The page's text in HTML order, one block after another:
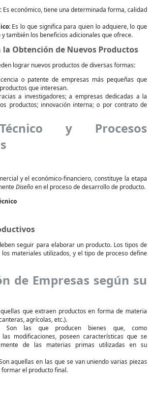
Es económico, tiene una determinada forma, calidad
Es lo que significa para quien lo adquiere, lo que
también los beneficios adicionales que ofrece.
Obtención de Nuevos Productos
lograr nuevos productos de diversas formas:
o patente de empresas más pequeñas que
que interesan.
a investigadores; a empresas dedicadas a la
productos; innovación interna; o por contrato de
y Procesos
y el económico-financiero, constituye la etapa
Diseñoen el proceso de desarrollo de producto.
seguir para elaborar un producto. Los tipos de
los materiales utilizados, y el tipo de proceso define
de Empresas según su
que extraen productos en forma de materia
agrícolas, etc.).
Son las que producen bienes que, como
las modificaciones, poseen características que se
de las materias primas utilizadas en su
aquellas en las que se van uniendo varias piezas
el producto final.